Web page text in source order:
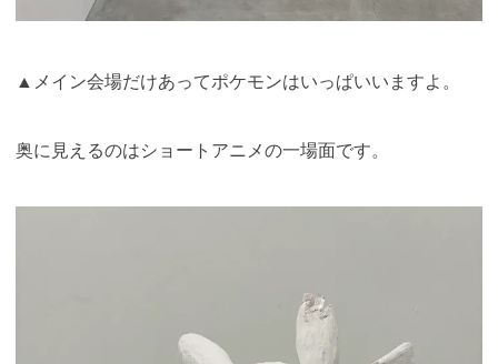
▲メイン会場だけあってポケモンはいっぱいいますよ。
奥に見えるのはショートアニメの一場面です。